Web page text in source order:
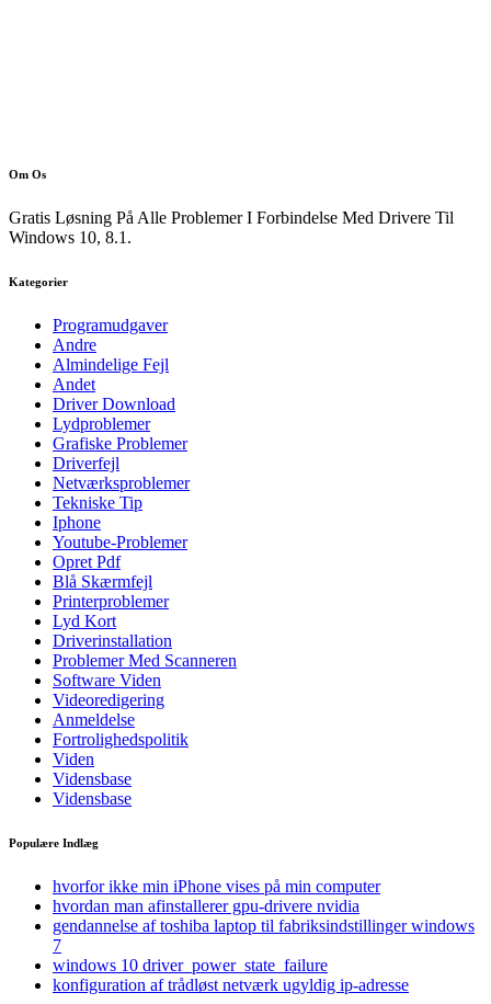
Om Os
Gratis Løsning På Alle Problemer I Forbindelse Med Drivere Til
Windows 10, 8.1.
Kategorier
Programudgaver
Andre
Almindelige Fejl
Andet
Driver Download
Lydproblemer
Grafiske Problemer
Driverfejl
Netværksproblemer
Tekniske Tip
Iphone
Youtube-Problemer
Opret Pdf
Blå Skærmfejl
Printerproblemer
Lyd Kort
Driverinstallation
Problemer Med Scanneren
Software Viden
Videoredigering
Anmeldelse
Fortrolighedspolitik
Viden
Vidensbase
Vidensbase
Populære Indlæg
hvorfor ikke min iPhone vises på min computer
hvordan man afinstallerer gpu-drivere nvidia
gendannelse af toshiba laptop til fabriksindstillinger windows
7
windows 10 driver_power_state_failure
konfiguration af trådløst netværk ugyldig ip-adresse